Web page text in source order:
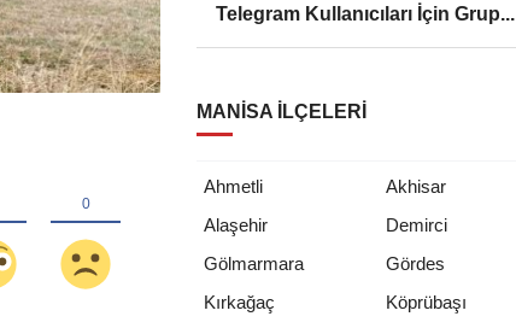
Telegram Kullanıcıları İçin Grup...
MANISA İLÇELERI
Ahmetli
Akhisar
Alaşehir
Demirci
Gölmarmara
Gördes
Kırkağaç
Köprübaşı